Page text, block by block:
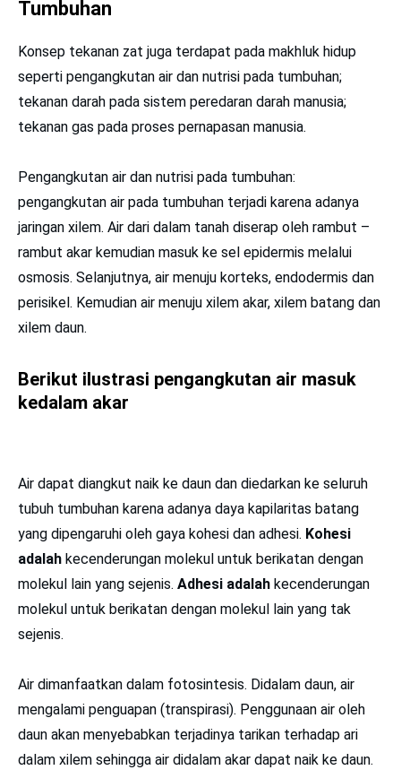
Tumbuhan
Konsep tekanan zat juga terdapat pada makhluk hidup
seperti pengangkutan air dan nutrisi pada tumbuhan;
tekanan darah pada sistem peredaran darah manusia;
tekanan gas pada proses pernapasan manusia.
Pengangkutan air dan nutrisi pada tumbuhan:
pengangkutan air pada tumbuhan terjadi karena adanya
jaringan xilem. Air dari dalam tanah diserap oleh rambut –
rambut akar kemudian masuk ke sel epidermis melalui
osmosis. Selanjutnya, air menuju korteks, endodermis dan
perisikel. Kemudian air menuju xilem akar, xilem batang dan
xilem daun.
Berikut ilustrasi pengangkutan air masuk
kedalam akar
Air dapat diangkut naik ke daun dan diedarkan ke seluruh
tubuh tumbuhan karena adanya daya kapilaritas batang
yang dipengaruhi oleh gaya kohesi dan adhesi. Kohesi
adalah kecenderungan molekul untuk berikatan dengan
molekul lain yang sejenis. Adhesi adalah kecenderungan
molekul untuk berikatan dengan molekul lain yang tak
sejenis.
Air dimanfaatkan dalam fotosintesis. Didalam daun, air
mengalami penguapan (transpirasi). Penggunaan air oleh
daun akan menyebabkan terjadinya tarikan terhadap ari
dalam xilem sehingga air didalam akar dapat naik ke daun.